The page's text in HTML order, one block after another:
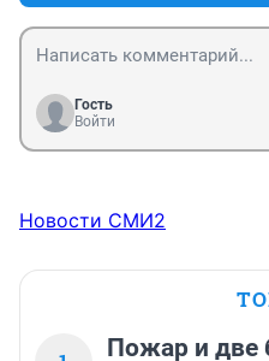
Гость
Войти
Новости СМИ2
Пожар и две